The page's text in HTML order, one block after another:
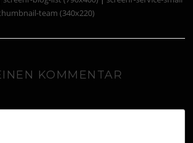
team (340x220)
KOMMENTAR